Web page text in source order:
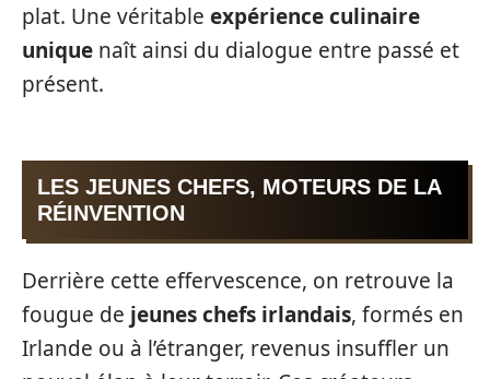
plat. Une véritable expérience culinaire
unique naît ainsi du dialogue entre passé et
présent.
LES JEUNES CHEFS, MOTEURS DE LA
RÉINVENTION
Derrière cette effervescence, on retrouve la
fougue de jeunes chefs irlandais, formés en
Irlande ou à l’étranger, revenus insuffler un